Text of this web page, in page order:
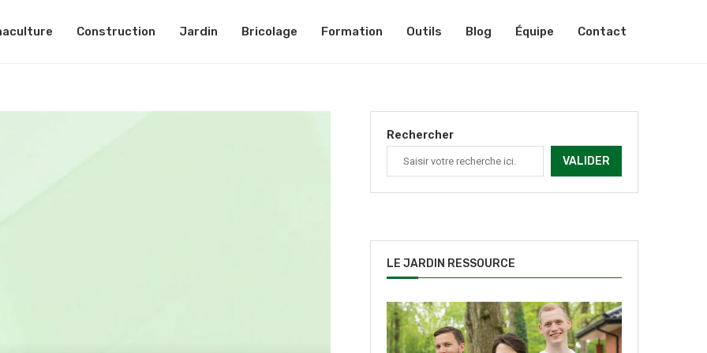
Construction Jardin Bricolage Formation Outils Blog Équipe Contact
Rechercher
VALIDER
LE JARDIN RESSOURCE